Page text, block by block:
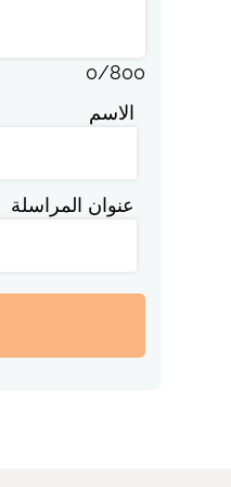
0/800
الاسم
عنوان المراسلة